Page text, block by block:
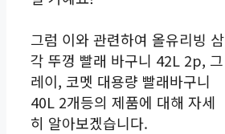
그럼 이와 관련하여 올유리빙 삼
각 뚜껑 빨래 바구니 42L 2p, 그
레이, 코멧 대용량 빨래바구니
40L 2개등의 제품에 대해 자세
히 알아보겠습니다.